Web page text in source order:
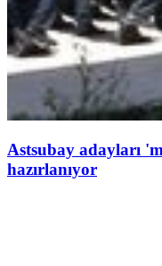
Astsubay adayları
hazırlanıyor